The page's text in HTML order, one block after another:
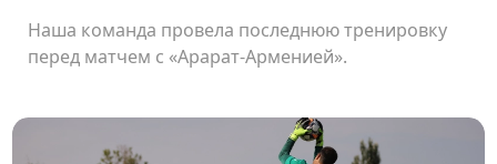
Наша команда провела последнюю тренировку
перед матчем с «Арарат-Арменией».